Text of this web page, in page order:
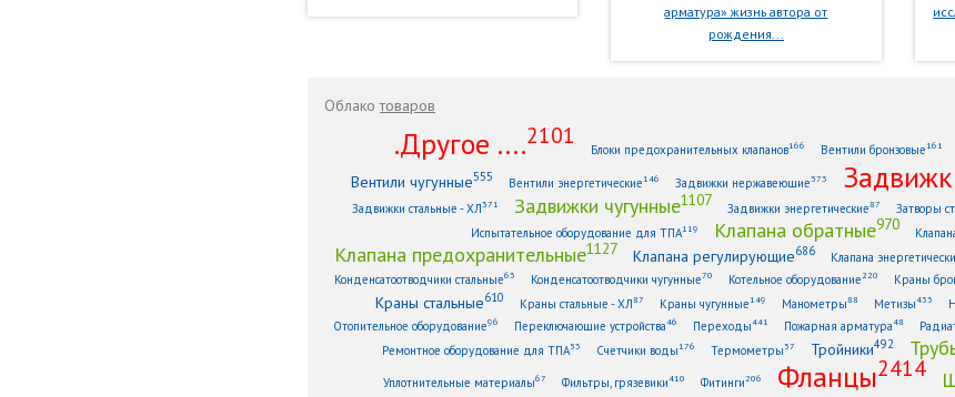
арматура» жизнь автора от
рождения...
Облакотоваров
.Другое ....2101
Блоки предохранительных клапанов166 Вентили бронзовые161
Вентили чугунные555 Вентили энергетические146 Задвижки нержавеющие373
Задвижки стальные - ХЛ371 Задвижки чугунные1107 Задвижки энергетические87 Затворы
Испытательное оборудование для ТПА119 Клапана обратные970
Клапана предохранительные1127 Клапана регулирующие686 Клапана
Конденсатоотводчики стальные63 Конденсатоотводчики чугунные70 Котельное оборудование220 Краны
Краны стальные610 Краны стальные - ХЛ87 Краны чугунные149 Манометры88 Метизы433
Отопительное оборудование96 Переключающие устройства46 Переходы441 Пожарная арматура48
Ремонтное оборудование для ТПА53 Счетчики воды176 Термометры 57 Тройники492
Уплотнительные материалы67 Фильтры, грязевики410 Фитинги206 Фланцы2414